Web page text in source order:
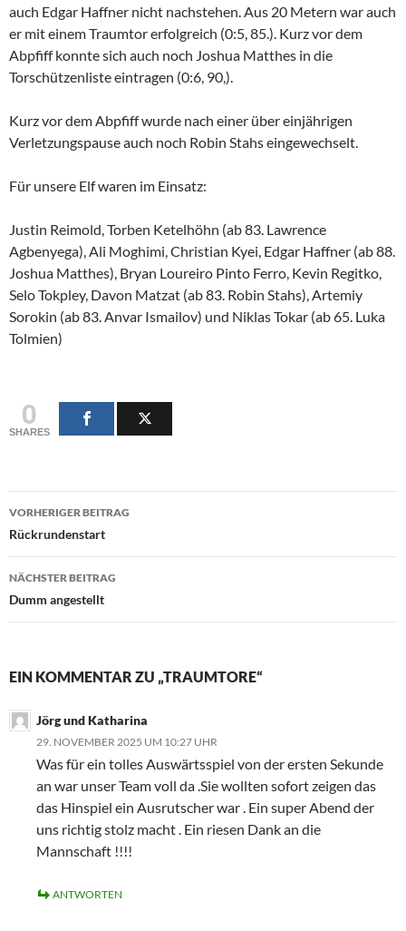
auch Edgar Haffner nicht nachstehen. Aus 20 Metern war auch
er mit einem Traumtor erfolgreich (0:5, 85.). Kurz vor dem
Abpfiff konnte sich auch noch Joshua Matthes in die
Torschützenliste eintragen (0:6, 90,).
Kurz vor dem Abpfiff wurde nach einer über einjährigen
Verletzungspause auch noch Robin Stahs eingewechselt.
Für unsere Elf waren im Einsatz:
Justin Reimold, Torben Ketelhöhn (ab 83. Lawrence
Agbenyega), Ali Moghimi, Christian Kyei, Edgar Haffner (ab 88.
Joshua Matthes), Bryan Loureiro Pinto Ferro, Kevin Regitko,
Selo Tokpley, Davon Matzat (ab 83. Robin Stahs), Artemiy
Sorokin (ab 83. Anvar Ismailov) und Niklas Tokar (ab 65. Luka
Tolmien)
0
SHARES
Beitragsnavigation
VORHERIGER BEITRAG
Rückrundenstart
NÄCHSTER BEITRAG
Dumm angestellt
EIN KOMMENTAR ZU „TRAUMTORE“
Jörg und Katharina
29. NOVEMBER 2025 UM 10:27 UHR
Was für ein tolles Auswärtsspiel von der ersten Sekunde
an war unser Team voll da .Sie wollten sofort zeigen das
das Hinspiel ein Ausrutscher war . Ein super Abend der
uns richtig stolz macht . Ein riesen Dank an die
Mannschaft !!!!
ANTWORTEN